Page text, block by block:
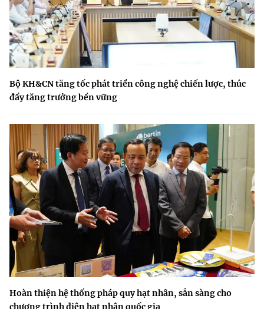
Bộ KH&CN tăng tốc phát triển công nghệ chiến lược, thúc
đẩy tăng trưởng bền vững
Hoàn thiện hệ thống pháp quy hạt nhân, sẵn sàng cho
chương trình điện hạt nhân quốc gia